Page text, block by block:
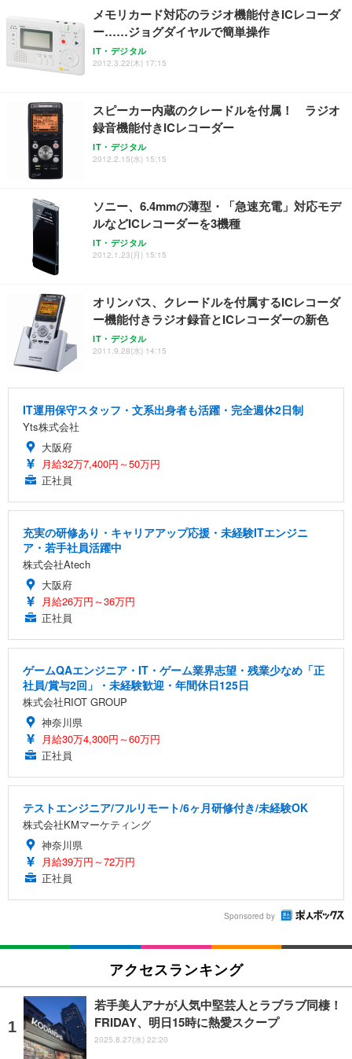
メモリカード対応のラジオ機能付きICレコーダ
ー……ジョグダイヤルで簡単操作
IT・デジタル
2012.3.22(木) 17:15
スピーカー内蔵のクレードルを付属！ ラジオ
録音機能付きICレコーダー
IT・デジタル
2012.2.15(水) 15:15
ソニー、6.4mmの薄型・「急速充電」対応モデ
ルなどICレコーダーを3機種
IT・デジタル
2012.1.23(月) 15:15
オリンパス、クレードルを付属するICレコーダ
ー機能付きラジオ録音とICレコーダーの新色
IT・デジタル
2011.9.28(水) 14:15
IT運用保守スタッフ・文系出身者も活躍・完全週休2日制
Yts株式会社
大阪府
月給32万7,400円～50万円
正社員
充実の研修あり・キャリアアップ応援・未経験ITエンジニ
ア・若手社員活躍中
株式会社Atech
大阪府
月給26万円～36万円
正社員
ゲームQAエンジニア・IT・ゲーム業界志望・残業少なめ「正
社員/賞与2回」・未経験歓迎・年間休日125日
株式会社RIOT GROUP
神奈川県
月給30万4,300円～60万円
正社員
テストエンジニア/フルリモート/6ヶ月研修付き/未経験OK
株式会社KMマーケティング
神奈川県
月給39万円～72万円
正社員
Sponsored by
アクセスランキング
若手美人アナが人気中堅芸人とラブラブ同棲！
FRIDAY、明日15時に熱愛スクープ
2025.8.27(水) 22:20